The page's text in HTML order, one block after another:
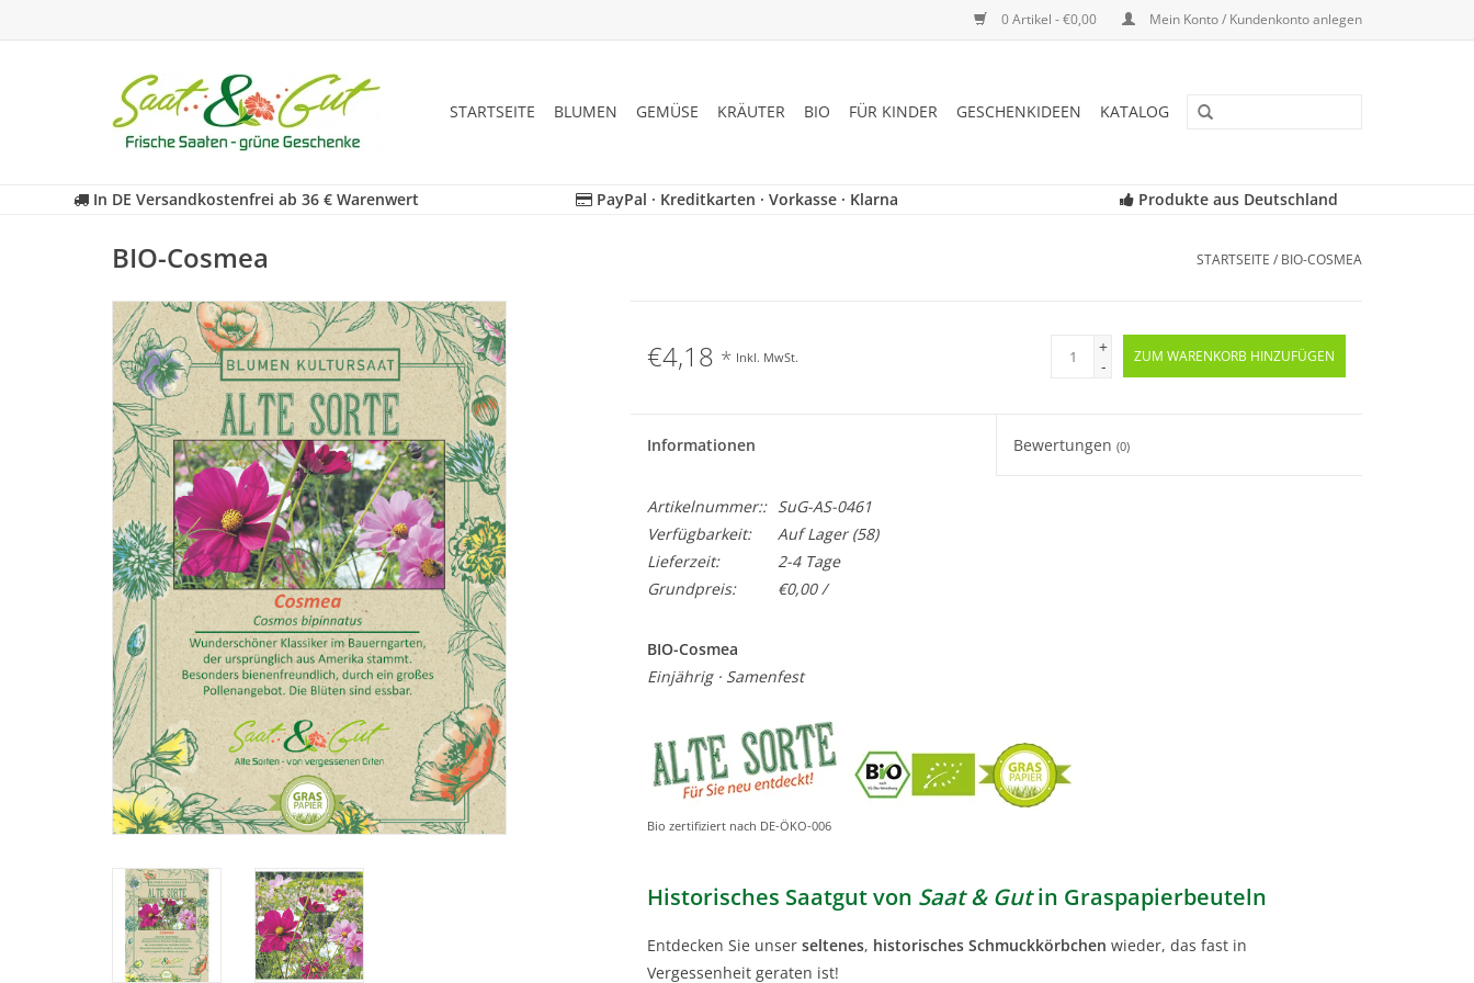
0 Artikel - €0,00 Mein Konto / Kundenkonto anlegen
STARTSEITE BLUMEN GEMÜSE KRÄUTER BIO FÜR KINDER GESCHENKIDEEN KATALOG
In DE Versandkostenfrei ab 36 € Warenwert PayPal · Kreditkarten · Vorkasse · Klarna Produkte aus Deutschland
BIO-Cosmea STARTSEITE / BIO-COSMEA
€4,18 * Inkl. MwSt.
+
-
ZUM WARENKORB HINZUFÜGEN
Informationen Bewertungen(0)
Artikelnummer::
SuG-AS-0461
Verfügbarkeit:
Auf Lager(58)
Lieferzeit:
2-4 Tage
Grundpreis:
€0,00 /
BIO-Cosmea
Einjährig · Samenfest
Bio zertifiziert nach DE-ÖKO-006
Historisches Saatgut von Saat & Gutin Graspapierbeuteln
Entdecken Sie unser seltenes, historisches Schmuckkörbchen wieder, das fast in
Vergessenheit geraten ist!